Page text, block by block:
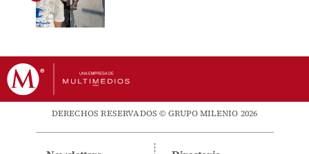
DERECHOS RESERVADOS © GRUPO MILENIO 2026